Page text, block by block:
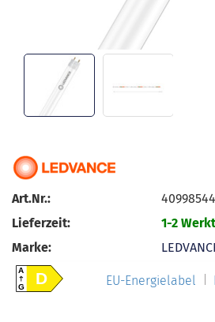
Art.Nr.:
Lieferzeit:
1-2
Marke:
A
GD EU-Energielabel